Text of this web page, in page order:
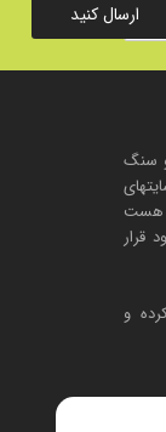
و سنگ
هست
قرار
و
ارسال کنید